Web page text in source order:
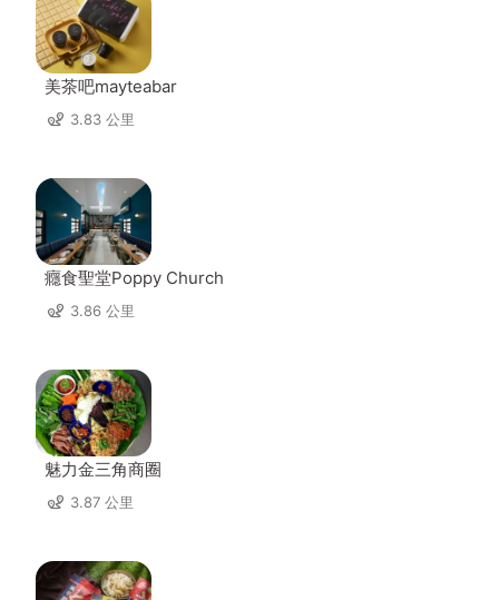
美茶吧mayteabar
3.83 公里
癮食聖堂Poppy Church
3.86 公里
魅力金三角商圈
3.87 公里